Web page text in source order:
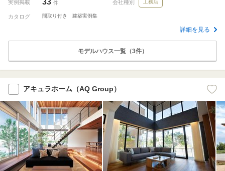
実例掲載 件 会社種別 工務店
カタログ 間取り付き 建築実例集
詳細を見る
モデルハウス一覧（3件）
アキュラホーム（AQ Group）